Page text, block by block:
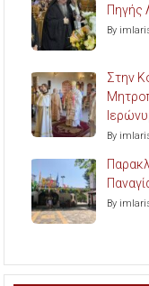
Πηγής
By
Στην
By
By